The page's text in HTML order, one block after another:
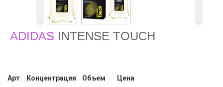
˂ ˃
ADIDAS INTENSE TOUCH
Арт Концентрация Объем Цена